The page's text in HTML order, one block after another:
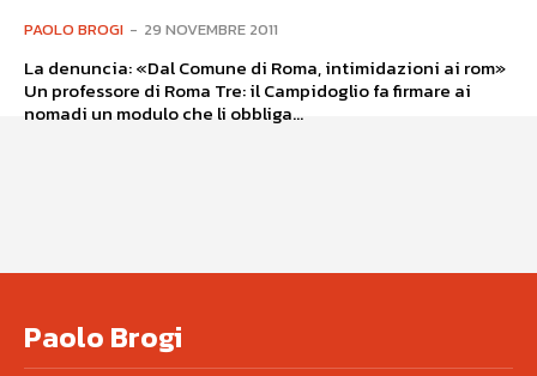
PAOLO BROGI - 29 NOVEMBRE 2011
La denuncia: «Dal Comune di Roma, intimidazioni ai rom»
Un professore di Roma Tre: il Campidoglio fa firmare ai
nomadi un modulo che li obbliga...
Paolo Brogi